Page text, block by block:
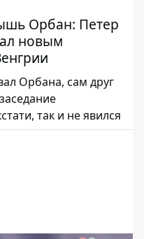
Орбан: Петер
новым
Орбана, сам друг
так и не явился